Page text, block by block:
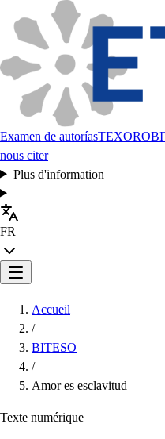
Examen de autoríasTEXORO
nous citer
Plus d'information
FR
Accueil
/
BITESO
/
Amor es esclavitud
Texte numérique